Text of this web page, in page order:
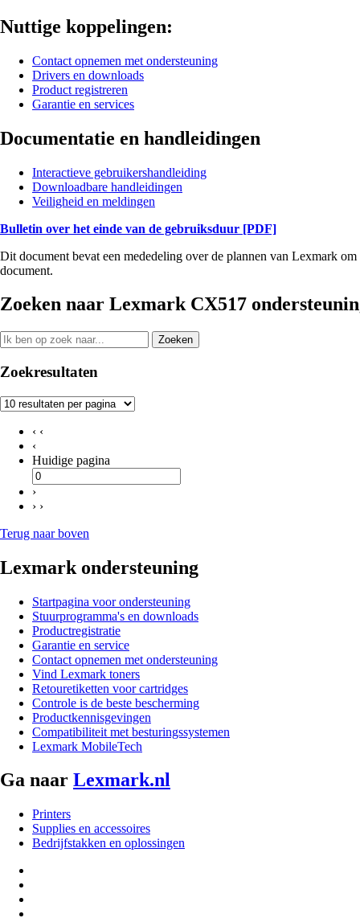
Nuttige koppelingen:
Contact opnemen met ondersteuning
Drivers en downloads
Product registreren
Garantie en services
Documentatie en handleidingen
Interactieve gebruikershandleiding
Downloadbare handleidingen
Veiligheid en meldingen
Bulletin over het einde van de gebruiksduur [PDF]
Dit document bevat een mededeling over de plannen van Lexmark
document.
Zoeken naar Lexmark CX517
Zoeken
Zoekresultaten
‹ ‹
‹
Huidige pagina
›
› ›
Terug naar boven
Lexmark ondersteuning
Startpagina voor ondersteuning
Stuurprogramma's en downloads
Productregistratie
Garantie en service
Contact opnemen met ondersteuning
Vind Lexmark toners
Retouretiketten voor cartridges
Controle is de beste bescherming
Productkennisgevingen
Compatibiliteit met besturingssystemen
Lexmark MobileTech
Ga naar Lexmark.nl
Printers
Supplies en accessoires
Bedrijfstakken en oplossingen